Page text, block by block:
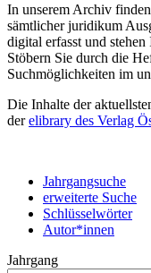
In unserem Archiv
sämtlicher juridikum
digital erfasst und
Stöbern Sie durch die
Suchmöglichkeiten im
Die Inhalte der
derelibrary des Verlag
Jahrgangsuche
erweiterte Suche
Schlüsselwörter
Autor*innen
Jahrgang